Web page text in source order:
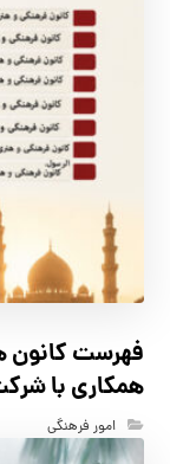
فهرست كانون
همكاري با
امور فرهنگی